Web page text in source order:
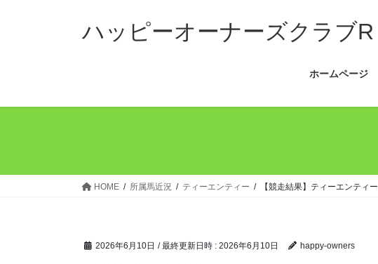
ス
ン
ハッピーオーナーズクラブR
ホームページ
HOME 所属馬近況 ティーエンティー 【競走結果】ティーエンティー
2026年6月10日 / 最終更新日時 : 2026年6月10日 happy-owners